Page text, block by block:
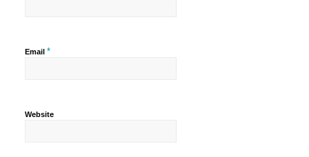
Email *
Website